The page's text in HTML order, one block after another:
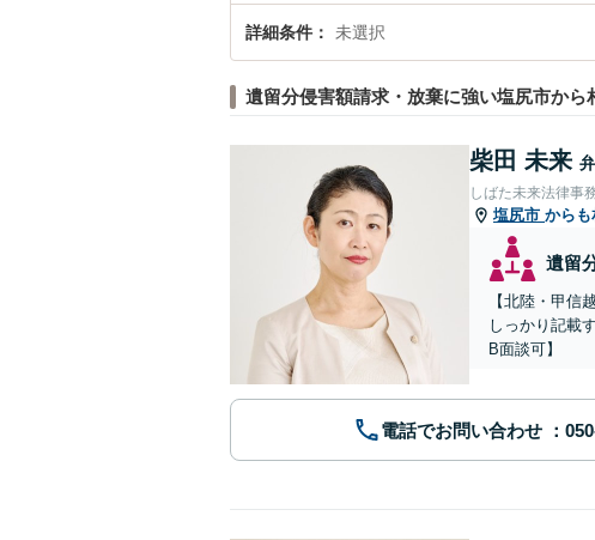
詳細条件 未選択
遺留分侵害額請求・放棄に強い塩尻市から
柴田 未来
しばた未来法律事
塩尻市 からも
遺留
【北陸・甲信
しっかり記載
B面談可】
電話でお問い合わせ